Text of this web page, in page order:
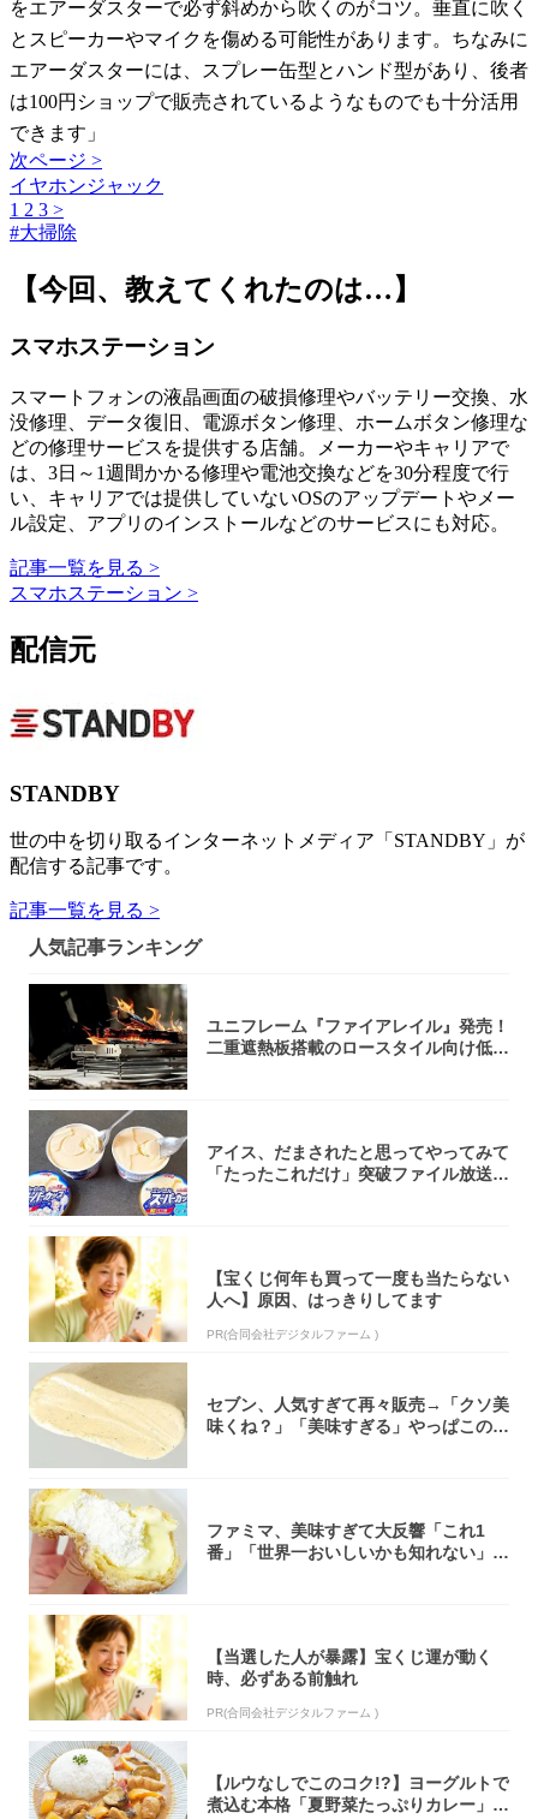
をエアーダスターで必ず斜めから吹くのがコツ。垂直に吹く
とスピーカーやマイクを傷める可能性があります。ちなみに
エアーダスターには、スプレー缶型とハンド型があり、後者
は100円ショップで販売されているようなものでも十分活用
できます」
次ページ >
イヤホンジャック
1 2 3 >
#大掃除
【今回、教えてくれたのは…】
スマホステーション
スマートフォンの液晶画面の破損修理やバッテリー交換、水
没修理、データ復旧、電源ボタン修理、ホームボタン修理な
どの修理サービスを提供する店舗。メーカーやキャリアで
は、3日～1週間かかる修理や電池交換などを30分程度で行
い、キャリアでは提供していないOSのアップデートやメー
ル設定、アプリのインストールなどのサービスにも対応。
記事一覧を見る >
スマホステーション >
配信元
STANDBY
世の中を切り取るインターネットメディア「STANDBY」が
配信する記事です。
記事一覧を見る >
人気記事ランキング
ユニフレーム『ファイアレイル』発売！
二重遮熱板搭載のロースタイル向け低型
アイス、だまされたと思ってやってみて
「たったこれだけ」突破ファイル放送で
【宝くじ何年も買って一度も当たらない
人へ】原因、はっきりしてます
PR(合同会社デジタルファーム )
セブン、人気すぎて再々販売→「クソ美
味くね？」「美味すぎる」やっぱこのク
ファミマ、美味すぎて大反響「これ1
番」「世界一おいしいかも知れない」
【当選した人が暴露】宝くじ運が動く
時、必ずある前触れ
PR(合同会社デジタルファーム )
【ルウなしでこのコク!?】ヨーグルトで
煮込む本格「夏野菜たっぷりカレー」作